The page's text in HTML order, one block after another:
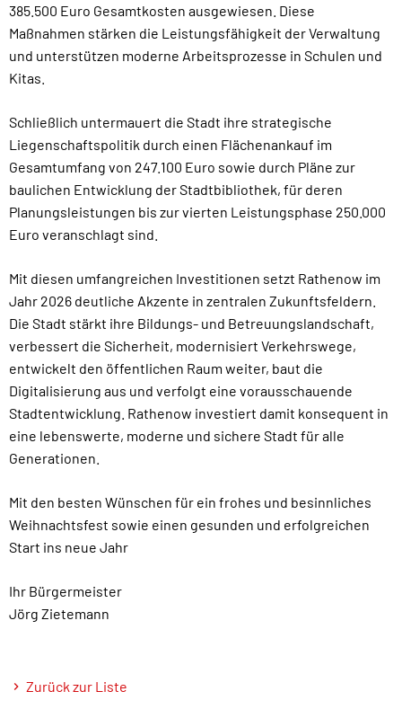
385.500 Euro Gesamtkosten ausgewiesen. Diese
Maßnahmen stärken die Leistungsfähigkeit der Verwaltung
und unterstützen moderne Arbeitsprozesse in Schulen und
Kitas.
Schließlich untermauert die Stadt ihre strategische
Liegenschaftspolitik durch einen Flächenankauf im
Gesamtumfang von 247.100 Euro sowie durch Pläne zur
baulichen Entwicklung der Stadtbibliothek, für deren
Planungsleistungen bis zur vierten Leistungsphase 250.000
Euro veranschlagt sind.
Mit diesen umfangreichen Investitionen setzt Rathenow im
Jahr 2026 deutliche Akzente in zentralen Zukunftsfeldern.
Die Stadt stärkt ihre Bildungs- und Betreuungslandschaft,
verbessert die Sicherheit, modernisiert Verkehrswege,
entwickelt den öffentlichen Raum weiter, baut die
Digitalisierung aus und verfolgt eine vorausschauende
Stadtentwicklung. Rathenow investiert damit konsequent in
eine lebenswerte, moderne und sichere Stadt für alle
Generationen.
Mit den besten Wünschen für ein frohes und besinnliches
Weihnachtsfest sowie einen gesunden und erfolgreichen
Start ins neue Jahr
Ihr Bürgermeister
Jörg Zietemann
Zurück zur Liste